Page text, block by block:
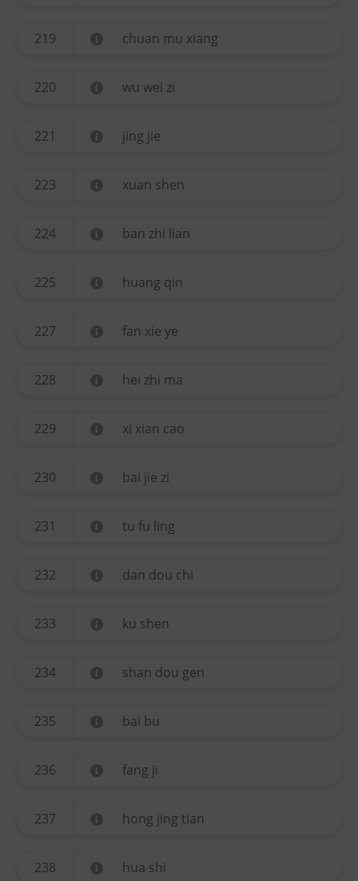
219 chuan mu xiang
220 wu wei zi
221 jing jie
223 xuan shen
224 ban zhi lian
225 huang qin
227 fan xie ye
228 hei zhi ma
229 xi xian cao
230 bai jie zi
231 tu fu ling
232 dan dou chi
233 ku shen
234 shan dou gen
235 bai bu
236 fang ji
237 hong jing tian
238 hua shi